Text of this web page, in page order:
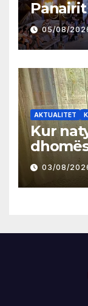
05/08/
AKTUALITET
Kur
03/08/